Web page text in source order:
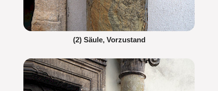
(2) Säule, Vorzustand